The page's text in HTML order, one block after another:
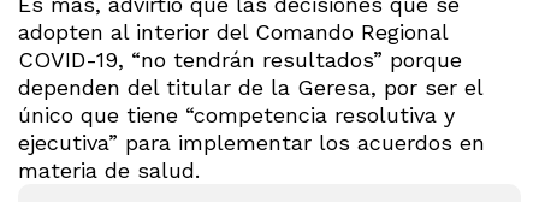
adopten al interior del Comando Regional
COVID-19, “no tendrán resultados” porque
dependen del titular de la Geresa, por ser el
único que tiene “competencia resolutiva y
ejecutiva” para implementar los acuerdos en
materia de salud.